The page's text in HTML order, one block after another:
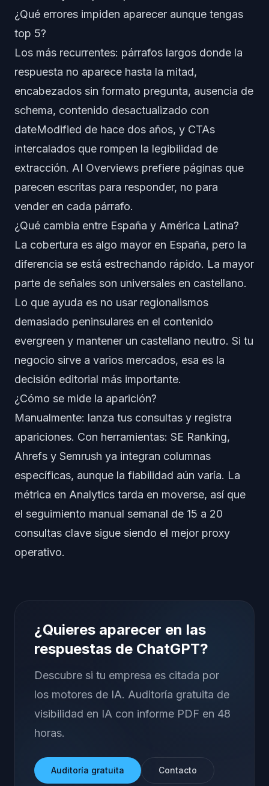
¿Qué errores impiden aparecer aunque tengas
top 5?
Los más recurrentes: párrafos largos donde la
respuesta no aparece hasta la mitad,
encabezados sin formato pregunta, ausencia de
schema, contenido desactualizado con
dateModified de hace dos años, y CTAs
intercalados que rompen la legibilidad de
extracción. AI Overviews prefiere páginas que
parecen escritas para responder, no para
vender en cada párrafo.
¿Qué cambia entre España y América Latina?
La cobertura es algo mayor en España, pero la
diferencia se está estrechando rápido. La mayor
parte de señales son universales en castellano.
Lo que ayuda es no usar regionalismos
demasiado peninsulares en el contenido
evergreen y mantener un castellano neutro. Si tu
negocio sirve a varios mercados, esa es la
decisión editorial más importante.
¿Cómo se mide la aparición?
Manualmente: lanza tus consultas y registra
apariciones. Con herramientas: SE Ranking,
Ahrefs y Semrush ya integran columnas
específicas, aunque la fiabilidad aún varía. La
métrica en Analytics tarda en moverse, así que
el seguimiento manual semanal de 15 a 20
consultas clave sigue siendo el mejor proxy
operativo.
¿Quieres aparecer en las
respuestas de ChatGPT?
Descubre si tu empresa es citada por
los motores de IA. Auditoría gratuita de
visibilidad en IA con informe PDF en 48
horas.
Auditoría gratuita Contacto